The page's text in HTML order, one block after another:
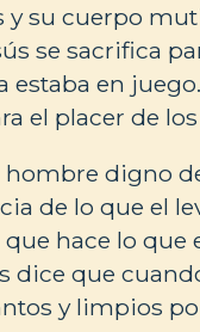
y su cuerpo
se sacrifica
en
el placer de
hombre digno
de lo que el
hace lo que
dice que
y limpios